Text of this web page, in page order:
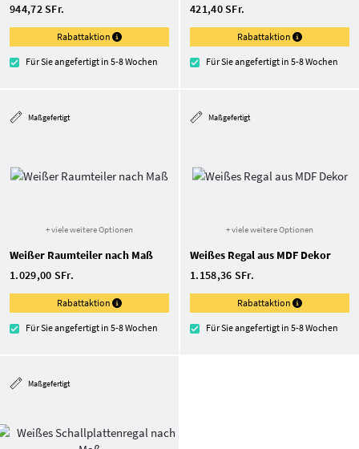
944,72 SFr.
Rabattaktion
Für Sie angefertigt in 5-8 Wochen
421,40 SFr.
Rabattaktion
Für Sie angefertigt in 5-8 Wochen
Maßgefertigt
+ viele weitere Optionen
Weißer Raumteiler nach Maß
1.029,00 SFr.
Rabattaktion
Für Sie angefertigt in 5-8 Wochen
Maßgefertigt
+ viele weitere Optionen
Weißes Regal aus MDF Dekor
1.158,36 SFr.
Rabattaktion
Für Sie angefertigt in 5-8 Wochen
Maßgefertigt